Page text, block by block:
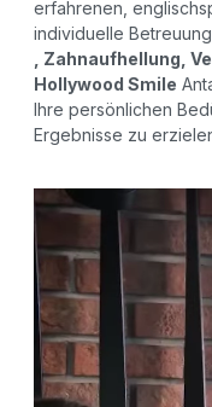
erfahrenen,
individuelle
, Zahnaufhellung,
Hollywood Smile
Ihre persönlichen
Ergebnisse zu